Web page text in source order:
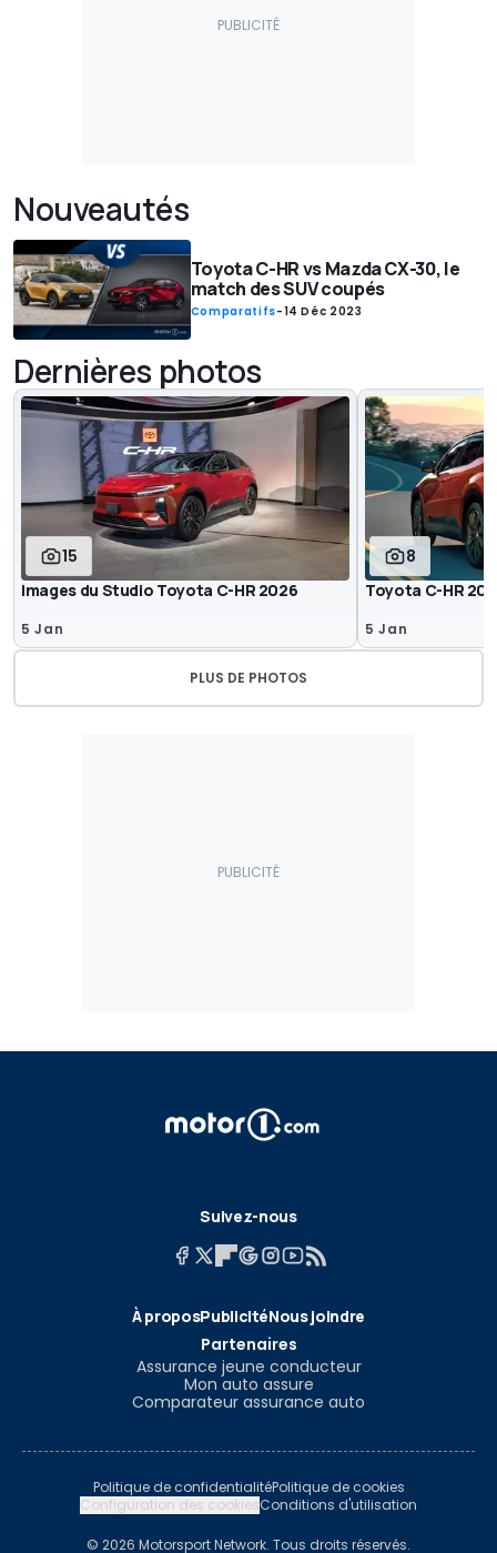
Nouveautés
Toyota C-HR vs Mazda CX-30, le
match des SUV coupés
Comparatifs-14 Déc 2023
Dernières photos
15
Images du Studio Toyota C-HR 2026
5 Jan
8
Toyota C-HR
5 Jan
PLUS DE PHOTOS
Suivez-nous
À proposPublicitéNous joindre
Partenaires
Assurance jeune conducteur
Mon auto assure
Comparateur assurance auto
Politique de confidentialitéPolitique de cookies
Configuration des cookiesConditions d'utilisation
© 2026 Motorsport Network. Tous droits réservés.